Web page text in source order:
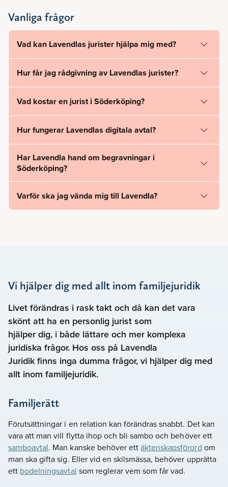
Vanliga frågor
Vad kan Lavendlas jurister hjälpa mig med?
Hur får jag rådgivning av Lavendlas jurister?
Vad kostar en jurist i Söderköping?
Hur fungerar Lavendlas digitala avtal?
Har Lavendla hand om begravningar i
Söderköping?
Varför ska jag vända mig till Lavendla?
Vi hjälper dig med allt inom familjejuridik
Livet förändras i rask takt och då kan det vara
skönt att ha en personlig jurist som
hjälper dig, i både lättare och mer komplexa
juridiska frågor. Hos oss på Lavendla
Juridik finns inga dumma frågor, vi hjälper dig med
allt inom familjejuridik.
Familjerätt
Förutsättningar i en relation kan förändras snabbt. Det kan
vara att man vill flytta ihop och bli sambo och behöver ett
samboavtal. Man kanske behöver ettäktenskapsförord om
man ska gifta sig. Eller vid en skilsmässa, behöver upprätta
ett bodelningsavtal som reglerar vem som får vad.